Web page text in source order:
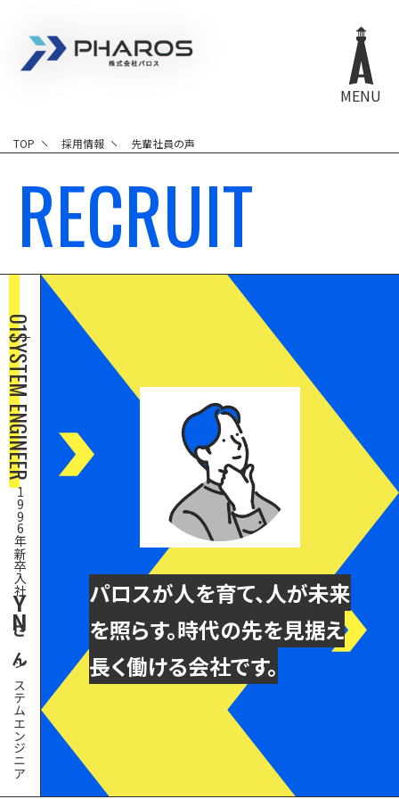
株式会社 Pharos
MENU
TOP 採用情報 先輩社員の声
RECRUIT
01
SYSTEM ENGINEER
1
9
9
6
年新卒入社
Y
N
さん
システムエンジニア
パロスが人を育て、人が未来
を照らす。時代の先を見据え
長く働ける会社です。